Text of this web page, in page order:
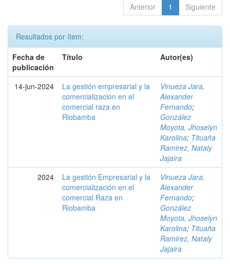
Anterior 1 Siguiente
Resultados por ítem:
Fecha de
publicación
Título Autor(es)
14-jun-2024
La gestión empresarial y la
comercialización en el
comercial raza en
Riobamba
Vinueza Jara,
Alexander
Fernando;
González
Moyota, Jhoselyn
Karolina; Tituaña
Ramirez, Nataly
Jajaira
2024
La gestión Empresarial y la
comercialización en el
comercial Raza en
Riobamba
Vinueza Jara,
Alexander
Fernando;
González
Moyota, Jhoselyn
Karolina; Tituaña
Ramirez, Nataly
Jajaira